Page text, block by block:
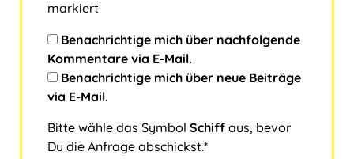
markiert
Benachrichtige mich über nachfolgende
Kommentare via E-Mail.
Benachrichtige mich über neue Beiträge
via E-Mail.
Bitte wähle das Symbol Schiff aus, bevor
Du die Anfrage abschickst.*